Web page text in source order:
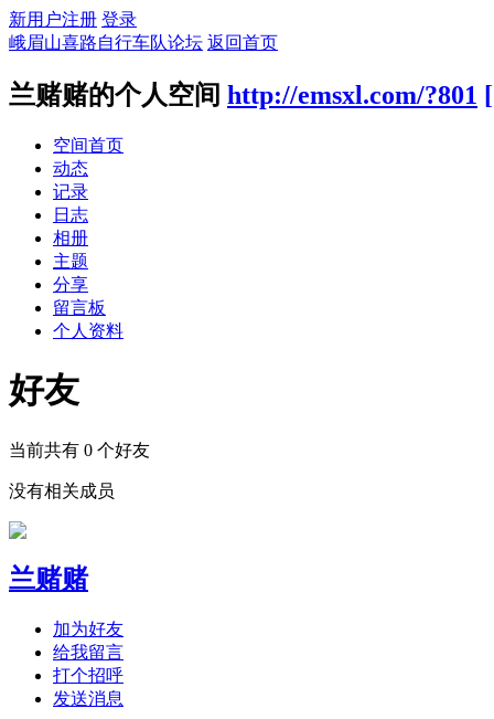
新用户注册 登录
峨眉山喜路自行车队论坛 返回首页
兰赌赌的个人空间 http://emsxl.com/?801
空间首页
动态
记录
日志
相册
主题
分享
留言板
个人资料
好友
当前共有 0 个好友
没有相关成员
兰赌赌
加为好友
给我留言
打个招呼
发送消息